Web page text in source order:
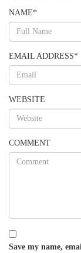
NAME*
EMAIL ADDRESS*
WEBSITE
COMMENT
Save my name,